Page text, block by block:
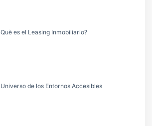
Què es el Leasing Inmobiliario?
Universo de los Entornos Accesibles